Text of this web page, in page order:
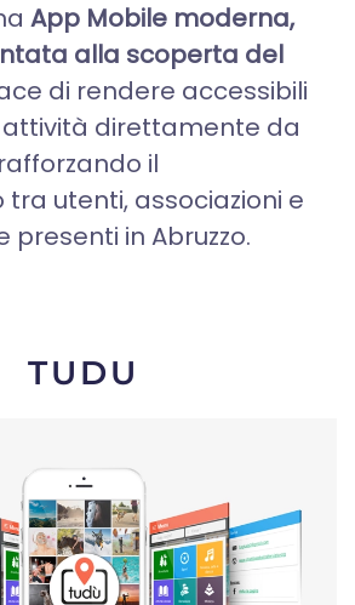
App Mobile moderna,
alla scoperta del
di rendere accessibili
attività direttamente da
il
utenti, associazioni e
presenti in Abruzzo.
TUDU